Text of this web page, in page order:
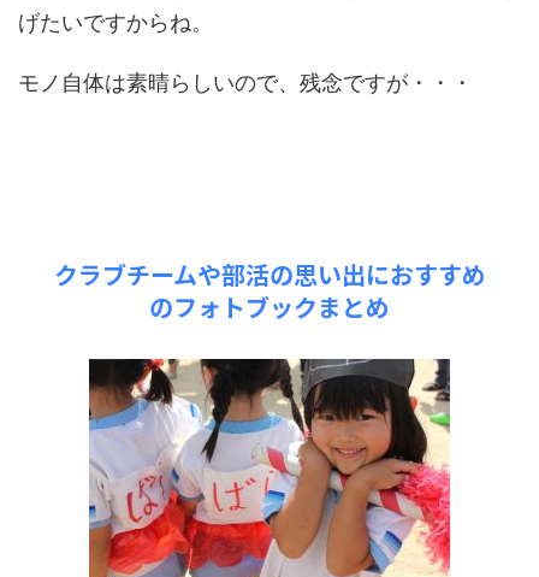
げたいですからね。
モノ自体は素晴らしいので、残念ですが・・・
クラブチームや部活の思い出におすすめ
のフォトブックまとめ